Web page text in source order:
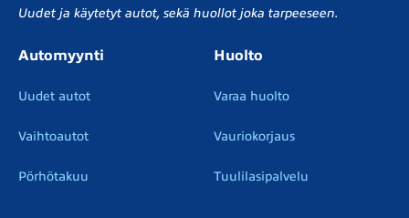
Uudet ja käytetyt autot, sekä huollot joka tarpeeseen.
Automyynti
Uudet autot
Vaihtoautot
Pörhötakuu
Huolto
Varaa huolto
Vauriokorjaus
Tuulilasipalvelu